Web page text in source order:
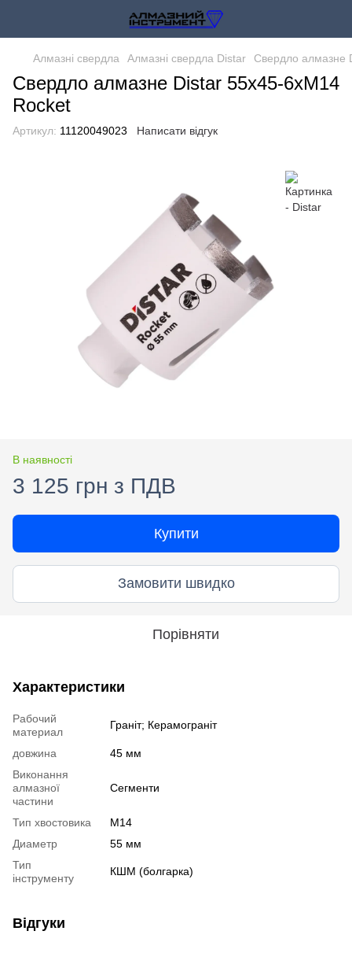
Алмазні свердла Алмазні свердла Distar Свердло алмазне
Свердло алмазне Distar 55x45-6xM14
Rocket
Артикул: 11120049023 Написати відгук
В наявності
3 125 грн з ПДВ
Купити
Замовити швидко
Порівняти
Характеристики
Рабочий
материал
Граніт; Керамограніт
довжина
45 мм
Виконання
алмазної
частини
Сегменти
Тип хвостовика
М14
Диаметр
55 мм
Тип
інструменту
КШМ (болгарка)
Відгуки